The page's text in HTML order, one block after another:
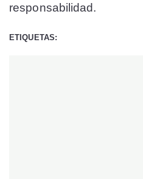
responsabilidad.
ETIQUETAS: